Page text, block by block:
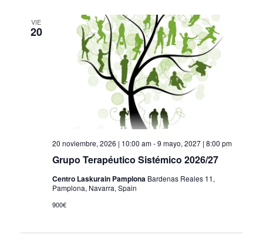
VIE
20
Grupo Terapéutico Sistémico 2026/27
20 noviembre, 2026 | 10:00 am-9 mayo, 2027 | 8:00 pm
Centro Laskurain Pamplona Bardenas Reales 11,
Pamplona, Navarra, Spain
900€